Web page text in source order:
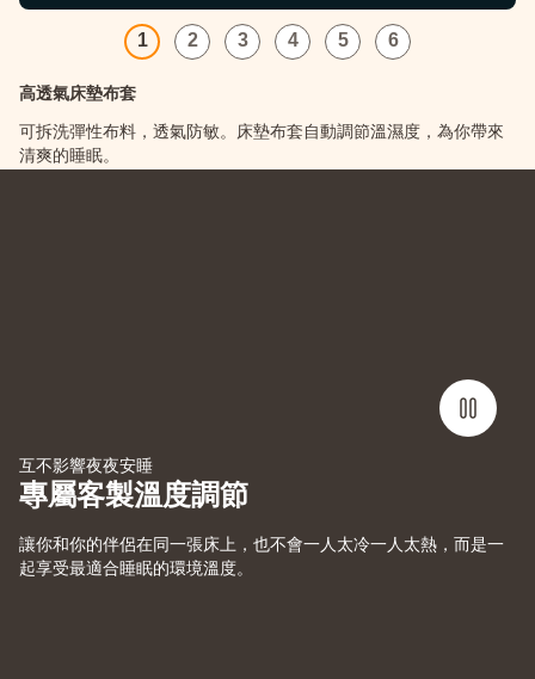
1 2 3 4 5 6
高透氣床墊布套
可拆洗彈性布料，透氣防敏。床墊布套自動調節溫濕度，為你帶來
清爽的睡眠。
互不影響夜夜安睡
專屬客製溫度調節
讓你和你的伴侶在同一張床上，也不會一人太冷一人太熱，而是一
起享受最適合睡眠的環境溫度。